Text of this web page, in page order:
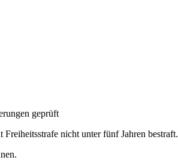
geprüft
nicht unter fünf Jahren bestraft.